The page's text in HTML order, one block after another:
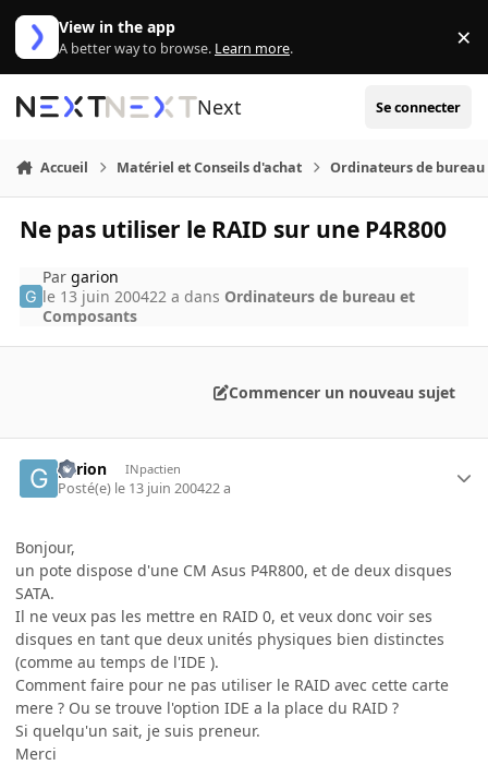
Aller au contenu
View in the app
A better way to browse. Learn more. ×
Next Se connecter
Accueil Matériel et Conseils d'achat Ordinateurs de bureau
Ne pas utiliser le RAID sur une P4R800
Pargarion
le 13 juin 200422 a dans Ordinateurs de bureau et
Composants
Commencer un nouveau sujet
garion INpactien
Posté(e) le 13 juin 200422 a
Bonjour,
un pote dispose d'une CM Asus P4R800, et de deux disques
SATA.
Il ne veux pas les mettre en RAID 0, et veux donc voir ses
disques en tant que deux unités physiques bien distinctes
(comme au temps de l'IDE ).
Comment faire pour ne pas utiliser le RAID avec cette carte
mere ? Ou se trouve l'option IDE a la place du RAID ?
Si quelqu'un sait, je suis preneur.
Merci